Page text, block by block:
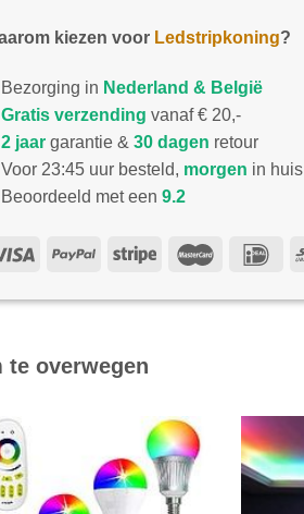
kiezen voor Ledstripkoning?
Bezorging in Nederland & België
Gratis verzending vanaf € 20,-
jaar garantie & 30 dagen retour
Voor 23:45 uur besteld, morgen in huis
Beoordeeld met een 9.2
te overwegen